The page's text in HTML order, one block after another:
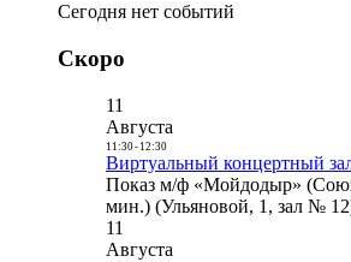
Сегодня нет событий
Скоро
11
Августа
11:30- 12:30
Виртуальный концертный
Показ м/ф «Мойдодыр»
мин.) (Ульяновой, 1, зал №
11
Августа